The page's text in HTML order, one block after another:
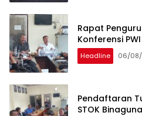
Rapat
Konferensi
Headline 06/
Pendaftaran
STOK